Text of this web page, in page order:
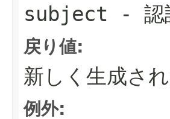
subject - 認
戻り値:
新しく生成さ
例外: